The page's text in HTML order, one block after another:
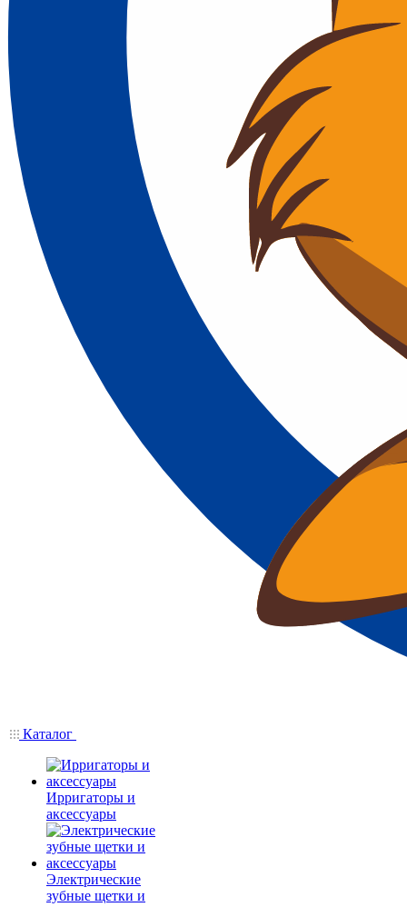
Каталог
Ирригаторы и
аксессуары
Электрические
зубные щетки и